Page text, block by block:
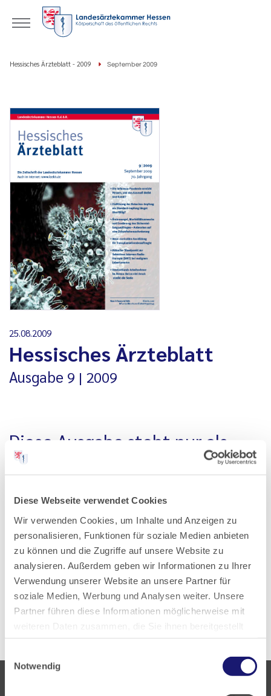
Diese Webseite verwendet Cookies
Wir verwenden Cookies, um Inhalte und Anzeigen zu
personalisieren, Funktionen für soziale Medien anbieten
zu können und die Zugriffe auf unsere Website zu
analysieren. Außerdem geben wir Informationen zu Ihrer
Verwendung unserer Website an unsere Partner für
soziale Medien, Werbung und Analysen weiter. Unsere
Partner führen diese Informationen möglicherweise mit
haben oder die sie im Rahmen Ihrer Nutzung der Dienste
Notwendig
Hessisches Ärzteblatt - 2009 September 2009
25.08.2009
Hessisches Ärzteblatt
Ausgabe 9 2009
Diese Ausgabe steht nur als
PDF-Datei zur Verfügung
nur als PDF-Datei zur Verfügung. Aus technischen
Gründen können wir Ihnen ältere Ausgaben an dieser Stelle
nicht als einzelne Artikel anbieten.
Zur aktuellen PDF-Ausgabe
Alle Ausgaben anzeigen